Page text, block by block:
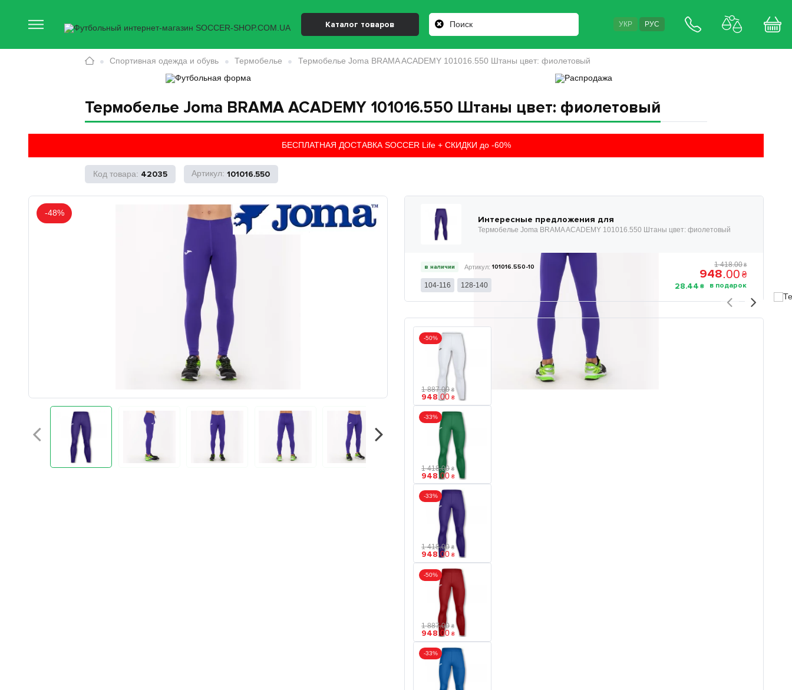
Термобелье Joma BRAMA ACADEMY 101016.550 Штаны цвет: фиолетовый
БЕСПЛАТНАЯ ДОСТАВКА SOCCER Life + СКИДКИ до -60%
42035 101016.550
-48%
Интересные предложения для
Термобелье Joma BRAMA ACADEMY 101016.550 Штаны цвет: фиолетовый
в наличии 101016.550-10
104-116 128-140
1 418.00 ₴
948.00 ₴
28.44 ₴
-50%
1 887.00 ₴
948 .00 ₴
-33%
1 418.00 ₴
948.00 ₴
-33%
1 418.00 ₴
948.00 ₴
-50%
1 887.00 ₴
948.00 ₴
-33%
Каталог товаров УКР РУС
Спортивная одежда и обувь Термобелье Термобелье Joma BRAMA ACADEMY 101016.550 Штаны цвет: фиолетовый